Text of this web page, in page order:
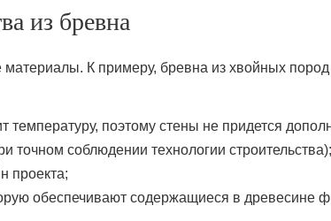
из бревна
К примеру, бревна из хвойных
поэтому стены не придется
точном соблюдении технологии строительства);
проекта;
обеспечивают содержащиеся в древесине